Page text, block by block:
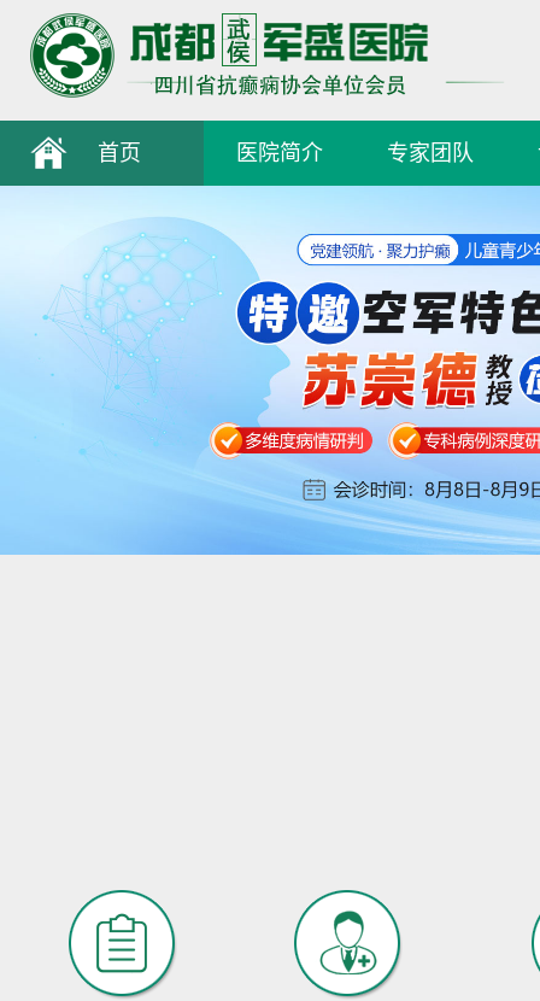
首页 医院简介 专家团队